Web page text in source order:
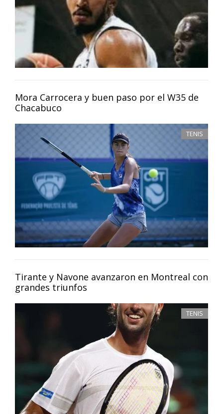
Mora Carrocera y buen paso por el W35 de
Chacabuco
TENIS
Tirante y Navone avanzaron en Montreal con
grandes triunfos
TENIS